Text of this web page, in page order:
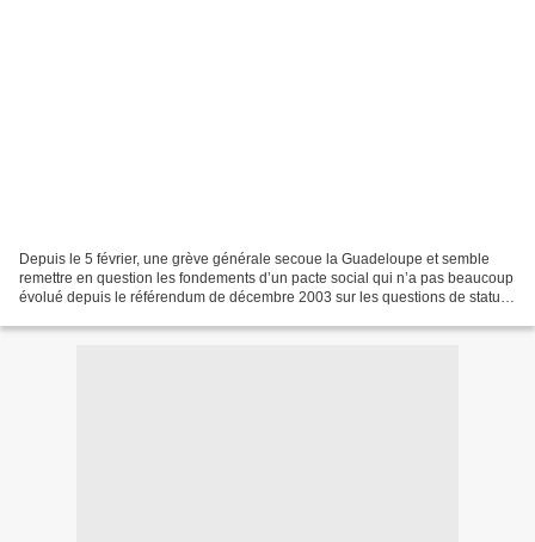
Depuis le 5 février, une grève générale secoue la Guadeloupe et semble
remettre en question les fondements d’un pacte social qui n’a pas beaucoup
évolué depuis le référendum de décembre 2003 sur les questions de statut